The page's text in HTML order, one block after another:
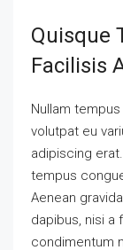
Quisque
Facilisis
Nullam
volutpat eu
adipiscing
tempus
Aenean
dapibus, nisi a
condimentum